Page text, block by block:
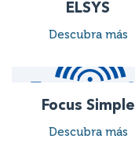
ELSYS
Descubra más
Focus Simple
Descubra más